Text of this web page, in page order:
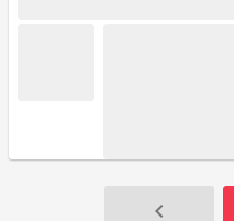
keyboard_arrow_left